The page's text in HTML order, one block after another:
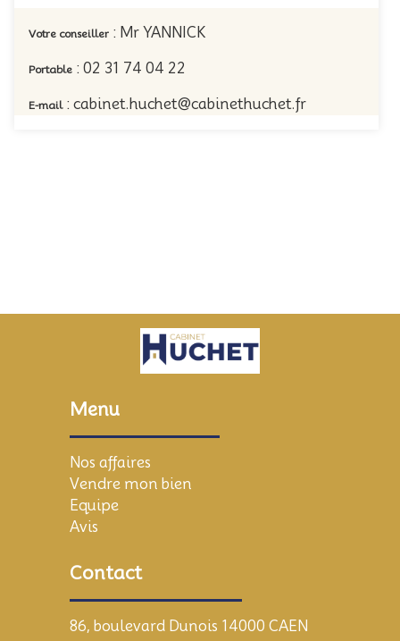
Votre conseiller : Mr YANNICK
Portable : 02 31 74 04 22
E-mail: cabinet.huchet@cabinethuchet.fr
Menu
Nos affaires
Vendre mon bien
Equipe
Avis
Contact
86, boulevard Dunois 14000 CAEN